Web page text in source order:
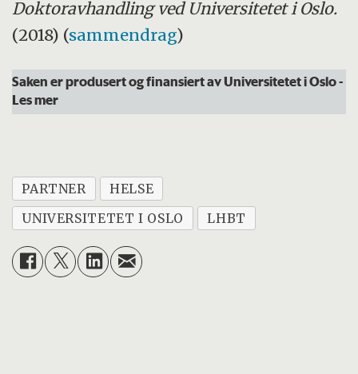
Doktoravhandling ved Universitetet i Oslo.
(2018) (sammendrag)
Saken er produsert og finansiert av Universitetet i Oslo-
Les mer
PARTNER
HELSE
UNIVERSITETET I OSLO
LHBT